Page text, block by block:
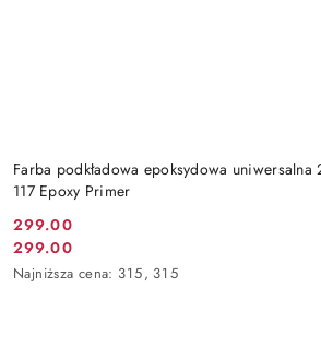
Farba podkładowa epoksydowa
117 Epoxy Primer
Cena
promocyjna:
299.00
Cena
promocyjna:
299.00
Najniższa
Najniższa cena: 315, 315